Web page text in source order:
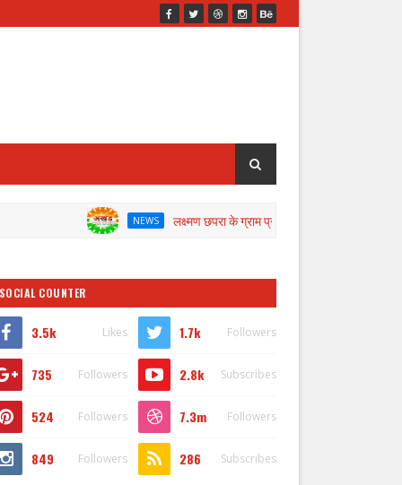
लक्ष्मण छपरा के ग्राम प्रधान के खिलाफ जांच के लिए डीएम ने गठित की
SOCIAL COUNTER
3.5k Likes 1.7k Followers
735 Followers 2.8k Subscribes
524 Followers 7.3m Followers
849 Followers 286 Subscribes